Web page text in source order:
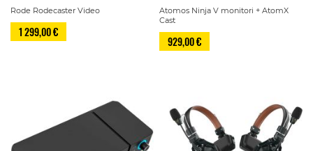
Rode Rodecaster Video
1 299,00 €
Atomos Ninja V monitori + AtomX
Cast
929,00 €